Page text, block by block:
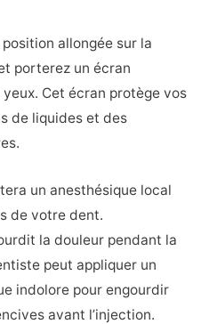
allongée sur la
porterez un écran
Cet écran protège vos
de liquides et des
un anesthésique local
de votre dent.
la douleur pendant la
peut appliquer un
indolore pour engourdir
avant l’injection.